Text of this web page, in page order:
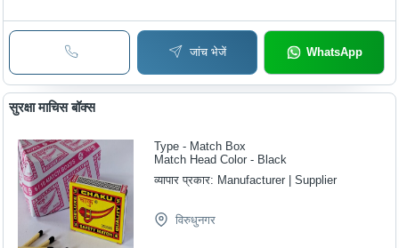
जांच भेजें WhatsApp
सुरक्षा माचिस बॉक्स
Type - Match Box
Match Head Color - Black
व्यापार प्रकार: Manufacturer | Supplier
विरुधुनगर